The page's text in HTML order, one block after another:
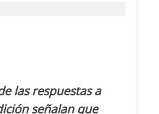
las respuestas a
señalan que